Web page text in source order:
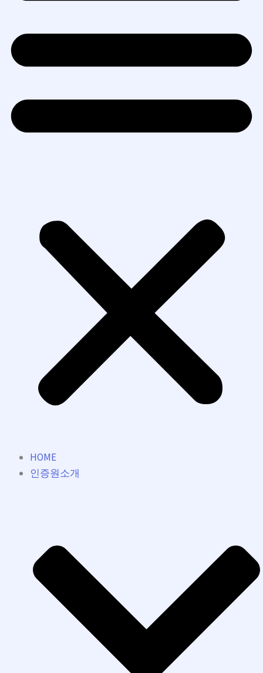
HOME
인증원소개